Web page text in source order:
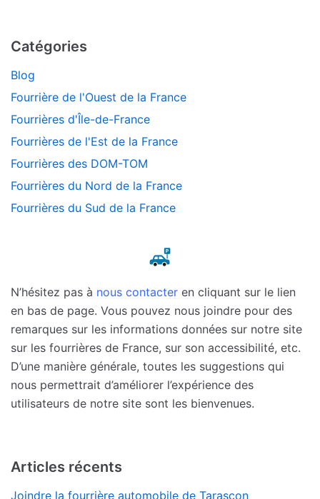
Catégories
Blog
Fourrière de l'Ouest de la France
Fourrières d'Île-de-France
Fourrières de l'Est de la France
Fourrières des DOM-TOM
Fourrières du Nord de la France
Fourrières du Sud de la France
N’hésitez pas à nous contacter en cliquant sur le lien
en bas de page. Vous pouvez nous joindre pour des
remarques sur les informations données sur notre site
sur les fourrières de France, sur son accessibilité, etc.
D’une manière générale, toutes les suggestions qui
nous permettrait d’améliorer l’expérience des
utilisateurs de notre site sont les bienvenues.
Articles récents
Joindre la fourrière automobile de Tarascon